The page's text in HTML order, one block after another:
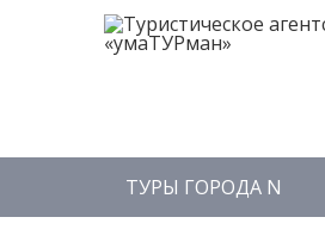
ТУРЫ ГОРОДА N